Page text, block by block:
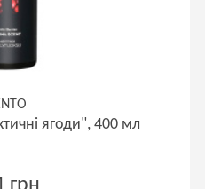
ягоди", 400 мл